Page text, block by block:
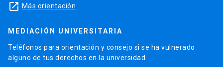
launch Más orientación
MEDIACIÓN UNIVERSITARIA
Teléfonos para orientación y consejo si se ha vulnerado
alguno de tus derechos en la universidad.